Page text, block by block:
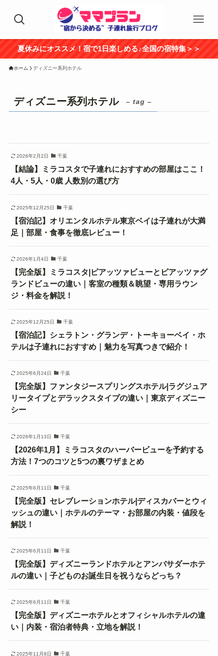
夏休みにオススメ！宿で1日楽しめる♪全国の宿特集＞＞
ホーム ディズニー系列ホテル
ディズニー系列ホテル – tag –
2026年2月2日 千葉
【結論】ミラコスタで子連れにおすすめの部屋はここ！
4人・5人・0歳 人数別の選び方
2025年12月25日 千葉
【宿泊記】オリエンタルホテル東京ベイは子連れが大満
足｜部屋・食事を徹底レビュー！
2026年1月4日 千葉
【完全版】ミラコスタ|ピアッツァビューとピアッツァグ
ランドビューの違い｜客室の種類＆眺望・専用ラウン
ジ・料金を解説！
2025年12月25日 千葉
【宿泊記】シェラトン・グランデ・トーキョーベイ・ホ
テルは子連れにおすすめ｜魅力を写真つきで紹介！
2025年6月24日 千葉
【完全版】ファンタジースプリングスホテル|ラグジュア
リータイプとデラックスタイプの違い｜東京ディズニー
シー
2026年1月13日 千葉
【2026年1月】ミラコスタのハーバービューを予約する
方法！7つのコツと5つの裏ワザまとめ
2025年6月11日 千葉
【完全版】セレブレーションホテル|ディスカバーとウィ
ッシュの違い｜ホテルのテーマ・お部屋の内装・値段を
解説！
2025年6月11日 千葉
【完全版】ディズニーランドホテルとアンバサダーホテ
ルの違い｜子どものお誕生日を祝うならどっち？
2025年6月11日 千葉
【完全版】ディズニーホテルとオフィシャルホテルの違
い｜内装・宿泊者特典・立地を解説！
2025年11月8日 千葉